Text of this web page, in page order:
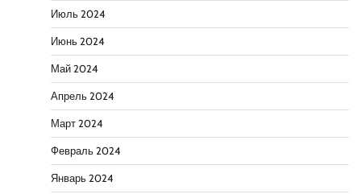
Июль 2024
Июнь 2024
Май 2024
Апрель 2024
Март 2024
Февраль 2024
Январь 2024